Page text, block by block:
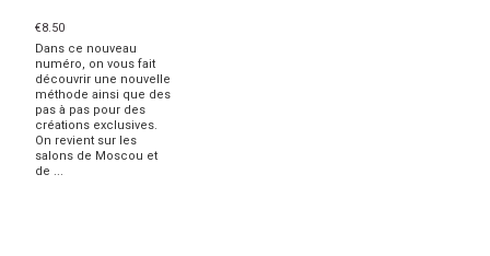
€8.50
Dans ce nouveau
numéro, on vous fait
découvrir une nouvelle
méthode ainsi que des
pas à pas pour des
créations exclusives.
On revient sur les
salons de Moscou et
de ...